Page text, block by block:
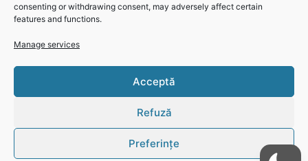
consenting or withdrawing consent, may adversely affect certain
features and functions.
Manage services
Acceptă
Refuză
Preferințe